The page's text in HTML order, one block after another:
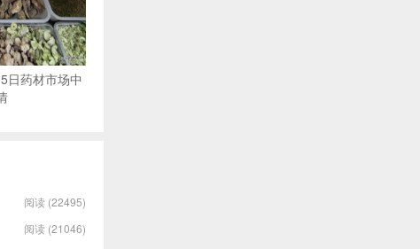
日药材市场中
阅读 (22495)
阅读 (21046)